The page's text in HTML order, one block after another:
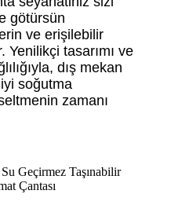
götürsün
ve erişilebilir
Yenilikçi tasarımı ve
dış mekan
soğutma
zamanı